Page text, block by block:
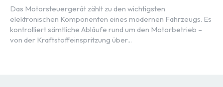
Das Motorsteuergerät zählt zu den wichtigsten
elektronischen Komponenten eines modernen Fahrzeugs. Es
kontrolliert sämtliche Abläufe rund um den Motorbetrieb –
von der Kraftstoffeinspritzung über...